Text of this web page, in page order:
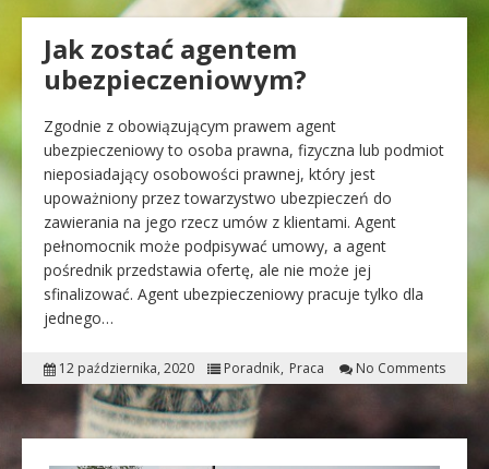
Jak zostać agentem
ubezpieczeniowym?
Zgodnie z obowiązującym prawem agent
ubezpieczeniowy to osoba prawna, fizyczna lub podmiot
nieposiadający osobowości prawnej, który jest
upoważniony przez towarzystwo ubezpieczeń do
zawierania na jego rzecz umów z klientami. Agent
pełnomocnik może podpisywać umowy, a agent
pośrednik przedstawia ofertę, ale nie może jej
sfinalizować. Agent ubezpieczeniowy pracuje tylko dla
jednego…
12 października, 2020 Poradnik Praca No Comments